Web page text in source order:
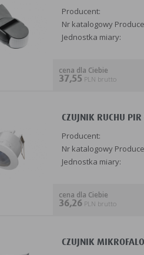
Producent:
Nr katalogowy
Jednostka miary:
cena dla Ciebie
37,55 PLN brutto
CZUJNIK RUCHU
Producent:
Nr katalogowy
Jednostka miary:
cena dla Ciebie
36,26 PLN brutto
CZUJNIK